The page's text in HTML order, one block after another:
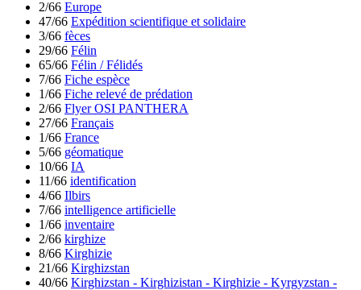
2/66 Europe
47/66 Expédition scientifique et solidaire
3/66 fèces
29/66 Félin
65/66 Félin / Félidés
7/66 Fiche espèce
1/66 Fiche relevé de prédation
2/66 Flyer OSI PANTHERA
27/66 Français
1/66 France
5/66 géomatique
10/66 IA
11/66 identification
4/66 Ilbirs
7/66 intelligence artificielle
1/66 inventaire
2/66 kirghize
8/66 Kirghizie
21/66 Kirghizstan
40/66 Kirghizstan - Kirghizistan - Kirghizie - Kyrgyzstan -